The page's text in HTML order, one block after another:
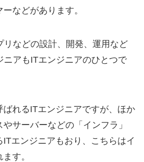
などがあります。
リなどの設計、開発、運用など
ニアもITエンジニアのひとつで
ばれるITエンジニアですが、ほか
サーバーなどの「インフラ」
ITエンジニアもおり、こちらはイ
す。